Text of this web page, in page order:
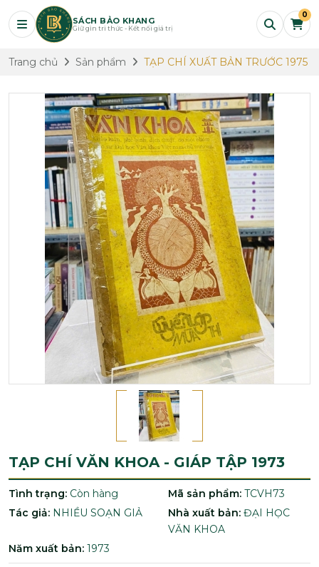
SÁCH BẢO KHANG
Giữ gìn tri thức - Kết nối giá trị
0
Trang chủ Sản phẩm TẠP CHÍ XUẤT BẢN TRƯỚC 1975
TẠP CHÍ VĂN KHOA - GIÁP TẬP 1973
Tình trạng: Còn hàng Mã sản phẩm: TCVH73
Tác giả: NHIỀU SOẠN GIẢ Nhà xuất bản: ĐẠI HỌC
VĂN KHOA
Năm xuất bản: 1973